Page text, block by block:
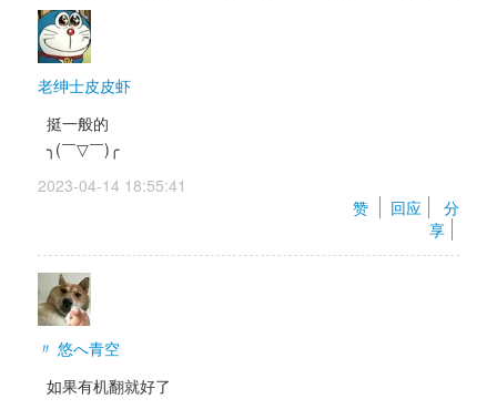
老绅士皮皮虾
挺一般的
╮(￣▽￣)╭
2023-04-14 18:55:41
赞
回应
分
享
〃 悠へ青空
如果有机翻就好了